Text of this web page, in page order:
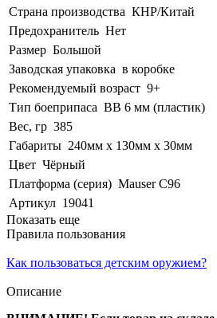
Страна производства КНР/Китай
Предохранитель Нет
Размер Большой
Заводская упаковка в коробке
Рекомендуемый возраст 9+
Тип боеприпаса BB 6 мм (пластик)
Вес, гр 385
Габариты 240мм х 130мм х 30мм
Цвет Чёрный
Платформа (серия) Mauser C96
Артикул 19041
Показать еще
Правила пользования
Как пользоваться детским оружием?
Описание